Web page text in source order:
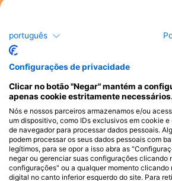
mergulho com tubarões azuis, as Ilhas
Chios. Você encontrará as melhores
português
Configurações de privacidade
Clicar no botão "Negar" mantém a
apenas cookie estritamente necessários.
Nós e nossos parceiros armazenamos e/ou
um dispositivo, como IDs exclusivos em cookie
de navegador para processar dados pessoais.
podem processar os seus dados pessoais com
legítimos, para se opor a isso abra as
negar ou gerenciar suas configurações clicando
configurações" ou a qualquer momento clicando
digital no canto inferior esquerdo do site. Para